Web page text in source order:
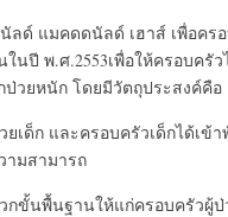
ลด์ แมคดดนัลด์ เฮาส์ เพื่อคร
ในปี พ.ศ.2553เพื่อให้ครอบครั
ป่วยหนัก โดยมีวัตถุประสงค์คือ
ยเด็ก และครอบครัวเด็กได้เข้
ามสามารถ
กขั้นพื้นฐานให้แก่ครอบครัวผู้ป่